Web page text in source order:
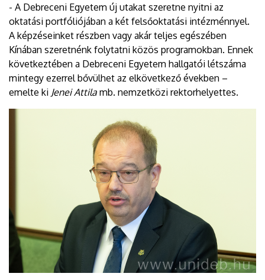
- A Debreceni Egyetem új utakat szeretne nyitni az
oktatási portfóliójában a két felsőoktatási intézménnyel.
A képzéseinket részben vagy akár teljes egészében
Kínában szeretnénk folytatni közös programokban. Ennek
következtében a Debreceni Egyetem hallgatói létszáma
mintegy ezerrel bővülhet az elkövetkező években –
emelte ki Jenei Attila mb. nemzetközi rektorhelyettes.